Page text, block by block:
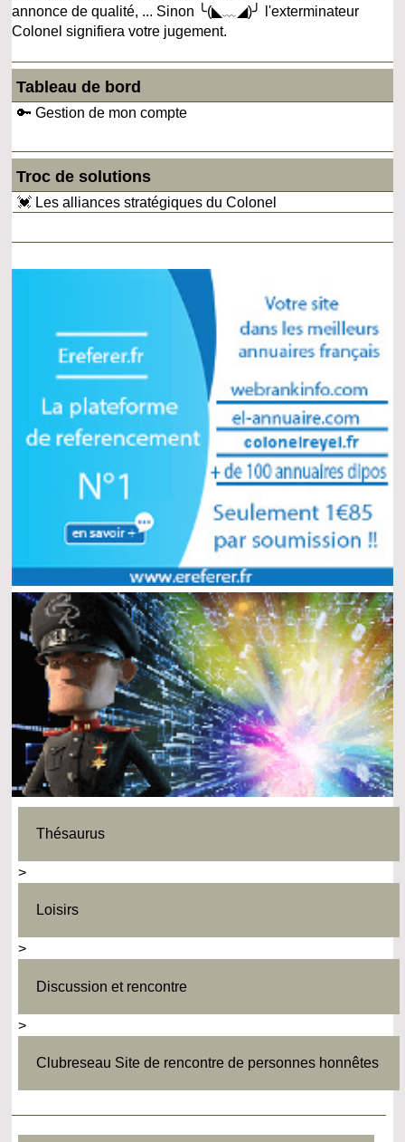
annonce de qualité, ... Sinon ╰(◣﹏◢)╯ l'exterminateur
Colonel signifiera votre jugement.
Tableau de bord
🔑 Gestion de mon compte
Troc de solutions
💓 Les alliances stratégiques du Colonel
Thésaurus
>
Loisirs
>
Discussion et rencontre
>
Clubreseau Site de rencontre de personnes honnêtes